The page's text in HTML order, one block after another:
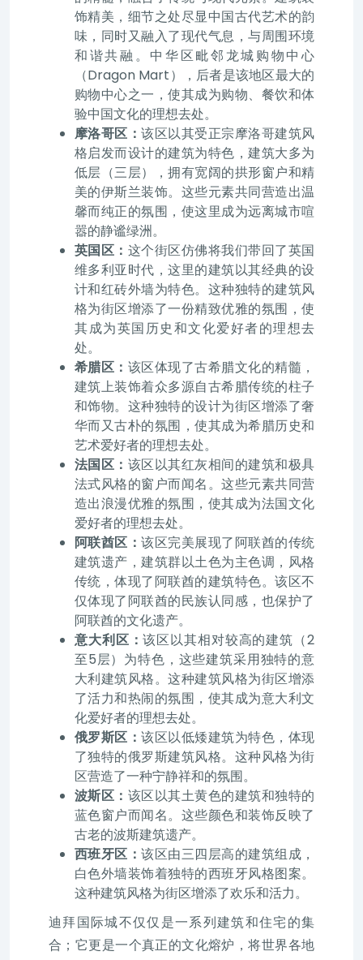
饰精美，细节之处尽显中国古代艺术的韵
味，同时又融入了现代气息，与周围环境
和谐共融。中华区毗邻龙城购物中心
（Dragon Mart），后者是该地区最大的
购物中心之一，使其成为购物、餐饮和体
验中国文化的理想去处。
摩洛哥区：该区以其受正宗摩洛哥建筑风
格启发而设计的建筑为特色，建筑大多为
低层（三层），拥有宽阔的拱形窗户和精
美的伊斯兰装饰。这些元素共同营造出温
馨而纯正的氛围，使这里成为远离城市喧
嚣的静谧绿洲。
英国区： 这个街区仿佛将我们带回了英国
维多利亚时代，这里的建筑以其经典的设
计和红砖外墙为特色。这种独特的建筑风
格为街区增添了一份精致优雅的氛围，使
其成为英国历史和文化爱好者的理想去
处。
希腊区： 该区体现了古希腊文化的精髓，
建筑上装饰着众多源自古希腊传统的柱子
和饰物。这种独特的设计为街区增添了奢
华而又古朴的氛围，使其成为希腊历史和
艺术爱好者的理想去处。
法国区： 该区以其红灰相间的建筑和极具
法式风格的窗户而闻名。这些元素共同营
造出浪漫优雅的氛围，使其成为法国文化
爱好者的理想去处。
阿联酋区：该区完美展现了阿联酋的传统
建筑遗产，建筑群以土色为主色调，风格
传统，体现了阿联酋的建筑特色。该区不
仅体现了阿联酋的民族认同感，也保护了
阿联酋的文化遗产。
意大利区：该区以其相对较高的建筑（2
至5层）为特色，这些建筑采用独特的意
大利建筑风格。这种建筑风格为街区增添
了活力和热闹的氛围，使其成为意大利文
化爱好者的理想去处。
俄罗斯区：该区以低矮建筑为特色，体现
了独特的俄罗斯建筑风格。这种风格为街
区营造了一种宁静祥和的氛围。
波斯区： 该区以其土黄色的建筑和独特的
蓝色窗户而闻名。这些颜色和装饰反映了
古老的波斯建筑遗产。
西班牙区：该区由三四层高的建筑组成，
白色外墙装饰着独特的西班牙风格图案。
这种建筑风格为街区增添了欢乐和活力。
迪拜国际城不仅仅是一系列建筑和住宅的集
合；它更是一个真正的文化熔炉，将世界各地